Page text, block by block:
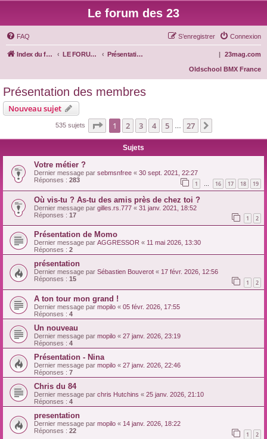
Le forum des 23
FAQ Connexion
S’enregistrer
Index du forum LE FORUM DES 23 Présentation des membres 23mag.com
|
Oldschool BMX France
Présentation des membres
Nouveau sujet
535 sujets Page 1sur27
1 2 3 4 5 27
Sujets
Votre métier ?
Dernier message par sebmsnfree « 30 sept. 2021, 22:27
Réponses : 283 1 … 16 17 18 19
Où vis-tu ? As-tu des amis près de chez toi ?
Dernier message par gilles.rs.777 « 31 janv. 2021, 18:52
Réponses : 17 1 2
Présentation de Momo
Dernier message par AGGRESSOR « 11 mai 2026, 13:30
Réponses : 2
présentation
Dernier message par Sébastien Bouverot « 17 févr. 2026, 12:56
Réponses : 15 1 2
A ton tour mon grand !
Dernier message par mopilo « 05 févr. 2026, 17:55
Réponses : 4
Un nouveau
Dernier message par mopilo « 27 janv. 2026, 23:19
Réponses : 4
Présentation - Nina
Dernier message par mopilo « 27 janv. 2026, 22:46
Réponses : 7
Chris du 84
Dernier message par chris Hutchins « 25 janv. 2026, 21:10
Réponses : 4
presentation
Dernier message par mopilo « 14 janv. 2026, 18:22
Réponses : 22 1 2